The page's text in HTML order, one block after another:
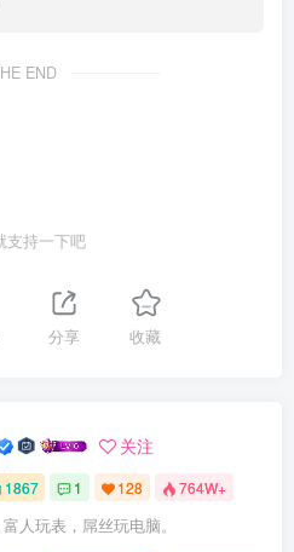
END
支持一下吧
分享 收藏
关注
1867 1 128 764W+
人玩表，屌丝玩电脑。